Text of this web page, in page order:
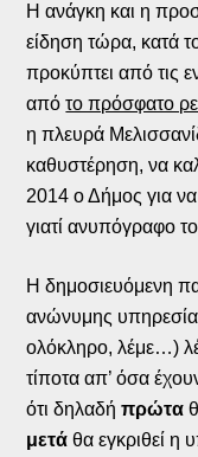
Η ανάγκη και η
είδηση τώρα, κατά
προκύπτει από τις
απότο πρόσφατο
η πλευρά
καθυστέρηση, να
2014 ο Δήμος για να
γιατί ανυπόγραφο
Η δημοσιευόμενη
ανώνυμης
ολόκληρο, λέμε…)
τίποτα απ’ όσα
ότι δηλαδήπρώτα
μετά θα εγκριθεί η